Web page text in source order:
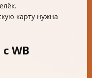
карту нужна
WB